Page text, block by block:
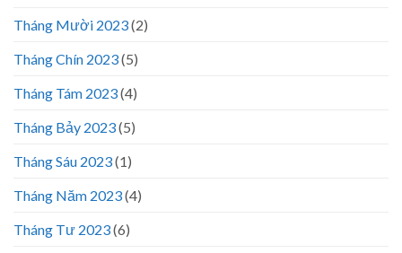
Tháng Mười 2023(2)
Tháng Chín 2023(5)
Tháng Tám 2023(4)
Tháng Bảy 2023(5)
Tháng Sáu 2023(1)
Tháng Năm 2023(4)
Tháng Tư 2023(6)